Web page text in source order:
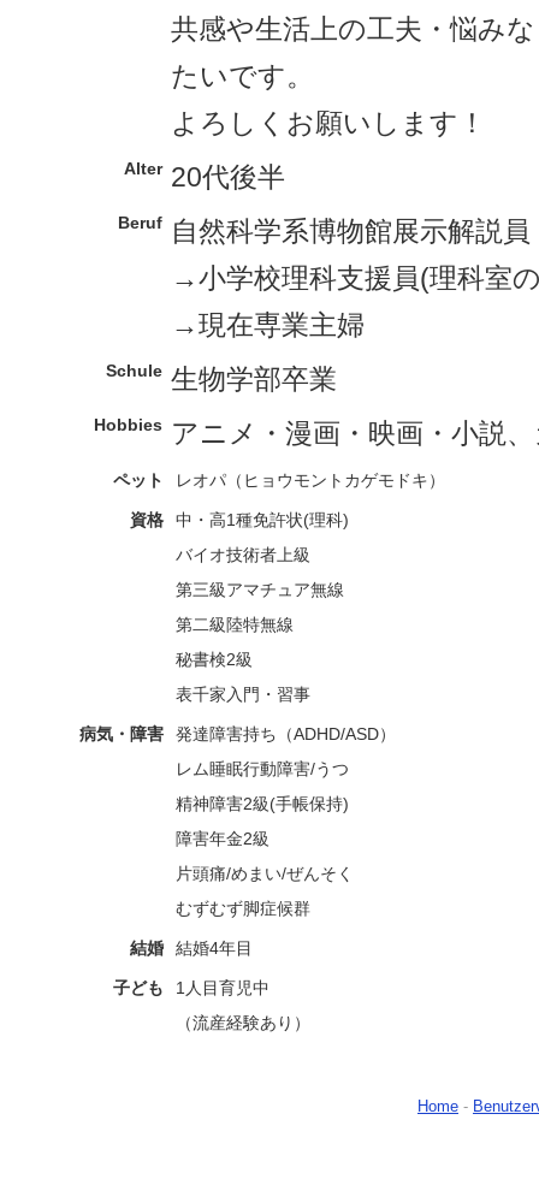
共感や生活上の工夫・悩み
たいです。
よろしくお願いします！
Alter 20代後半
Beruf
自然科学系博物館展示解説員
→小学校理科支援員(理科室
→現在専業主婦
Schule 生物学部卒業
Hobbies アニメ・漫画・映画・小説
ペット レオパ（ヒョウモントカゲモドキ）
資格
中・高1種免許状(理科)
バイオ技術者上級
第三級アマチュア無線
第二級陸特無線
秘書検2級
表千家入門・習事
病気・障害
発達障害持ち（ADHD/ASD）
レム睡眠行動障害/うつ
精神障害2級(手帳保持)
障害年金2級
片頭痛/めまい/ぜんそく
むずむず脚症候群
結婚 結婚4年目
子ども
1人目育児中
（流産経験あり）
Home -